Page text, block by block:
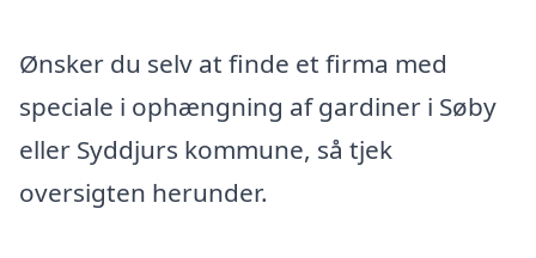
Ønsker du selv at finde et firma med
speciale i ophængning af gardiner i Søby
eller Syddjurs kommune, så tjek
oversigten herunder.